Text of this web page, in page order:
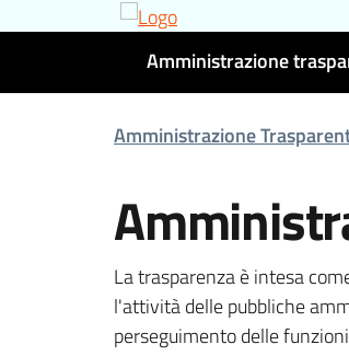
Amministrazione
Amministrazione
La trasparenza è intesa
l'attività delle pubbliche
perseguimento delle